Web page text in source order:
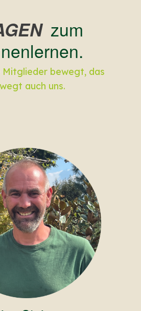
zum
Mitglieder bewegt, das
auch uns.